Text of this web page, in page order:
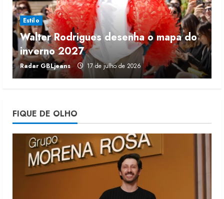
3
5 de agosto de 2026
4
Fakini prevê R$345 milhões de
receita em 2026
4 de agosto de 2026
5
Projeto testa passaporte digital na
moda nacional
4 de agosto de 2026
Estilo
Walter Rodrigues desenha o mapa do
inverno 2027
Radar GBLjeans 17 de julho de 2026
FIQUE DE OLHO